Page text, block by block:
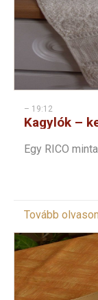
– 19:12
Kagylók –
Egy RICO
Tovább